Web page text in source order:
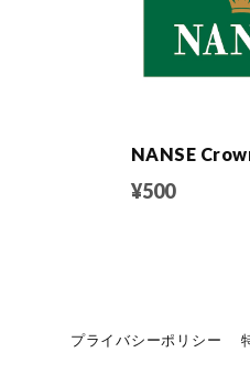
NANSE
¥500
プライバシーポリシー